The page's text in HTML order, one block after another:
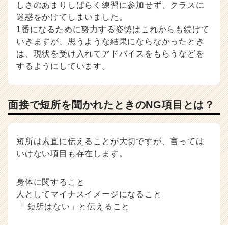
しさのあまりしばらく練習に参加せず、クラスに
迷惑をかけてしまいました。
1番になるために努力する姿勢はこれからも続けて
いきますが、思うような結果にならなかったとき
は、現状を受け入れてアドバイスをもらうなどを
するようにしています。
面接で短所を聞かれたときのNG項目とは？
短所は素直に伝えることが大切ですが、言っては
いけない項目も存在します。
身体に関すること
人としてマイナスイメージになること
「 短所はない」と伝えること